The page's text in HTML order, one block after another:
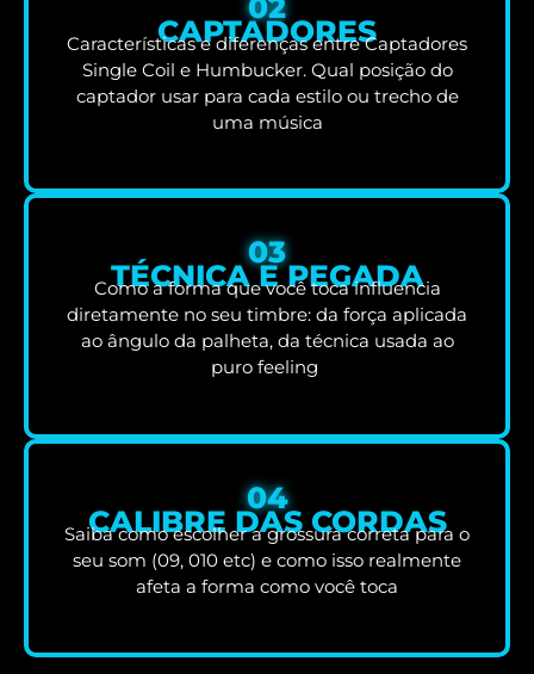
CAPTADORES
Características e diferenças entre Captadores
Single Coil e Humbucker. Qual posição do
captador usar para cada estilo ou trecho de
uma música
03
TÉCNICA E PEGADA
Como a forma que você toca influencia
diretamente no seu timbre: da força aplicada
ao ângulo da palheta, da técnica usada ao
puro feeling
04
CALIBRE DAS CORDAS
Saiba como escolher a grossura correta para o
seu som (09, 010 etc) e como isso realmente
afeta a forma como você toca